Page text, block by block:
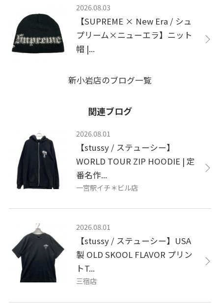
2026.08.03
【SUPREME × New Era / シュ
プリーム×ニューエラ】ニット
帽 |...
新小岩店のブログ一覧
関連ブログ
2026.08.01
【stussy / ステューシー】
WORLD TOUR ZIP HOODIE | 定
番名作...
一宮駅イチ＊ビル店
2026.08.01
【stussy / ステューシー】USA
製 OLD SKOOL FLAVOR プリン
トT...
三宿店